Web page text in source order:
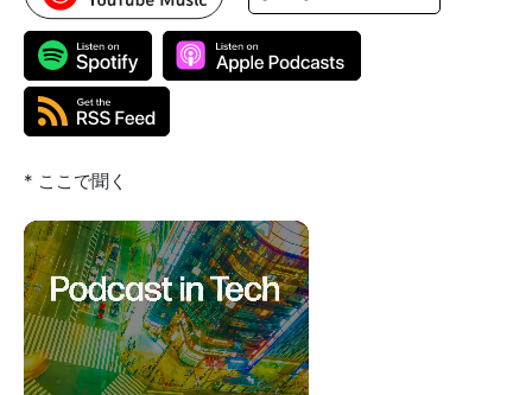
* ここで聞く